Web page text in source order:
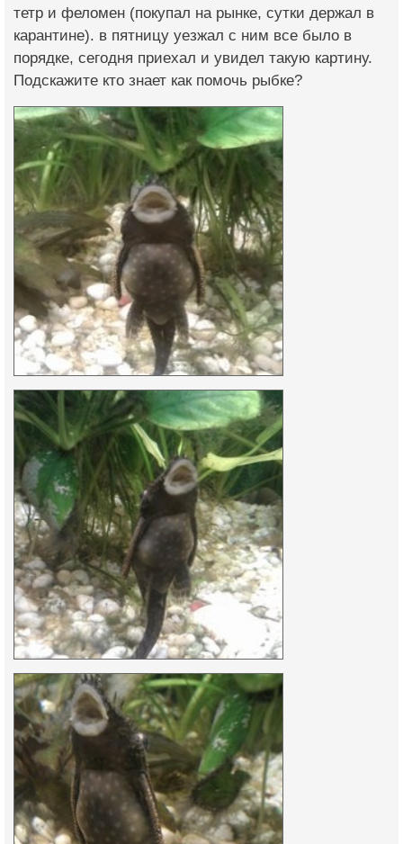
тетр и феломен (покупал на рынке, сутки держал в
карантине). в пятницу уезжал с ним все было в
порядке, сегодня приехал и увидел такую картину.
Подскажите кто знает как помочь рыбке?